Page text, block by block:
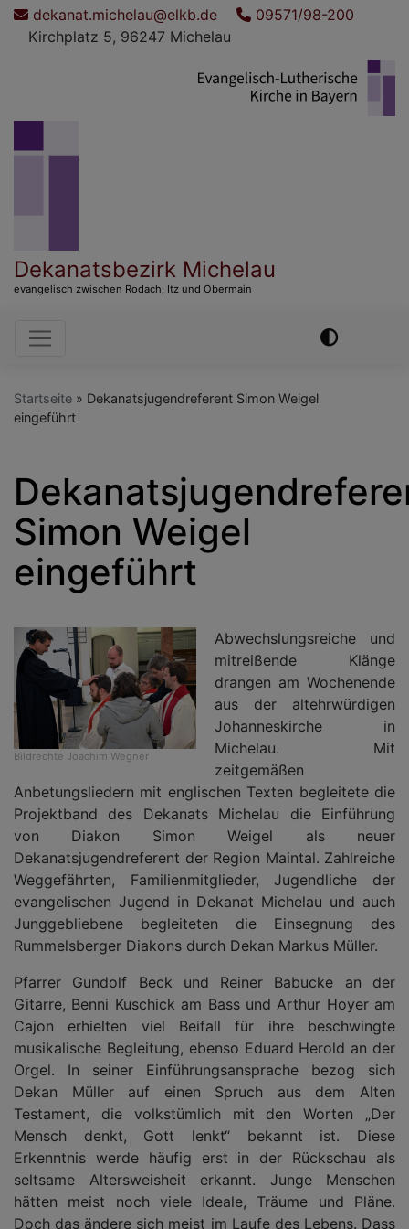
Direktdekanat.michelau@elkb.de
09571/98-200
Kirchplatz 5, 96247 Michelau
Dekanatsbezirk Michelau
evangelisch zwischen Rodach, Itz und Obermain
Hauptnavigation
Startseite
Dekanatsjugendreferent Simon Weigel
eingeführt
Simon Weigel
eingeführt
Bildrechte Joachim Wegner
Abwechslungsreiche und
mitreißende Klänge
drangen am Wochenende
aus der altehrwürdigen
Johanneskirche in
Michelau. Mit
zeitgemäßen
Anbetungsliedern mit englischen Texten begleitete die
Projektband des Dekanats Michelau die Einführung
von Diakon Simon Weigel als neuer
Dekanatsjugendreferent der Region Maintal. Zahlreiche
Weggefährten, Familienmitglieder, Jugendliche der
evangelischen Jugend in Dekanat Michelau und auch
Junggebliebene begleiteten die Einsegnung des
Rummelsberger Diakons durch Dekan Markus Müller.
Pfarrer Gundolf Beck und Reiner Babucke an der
Gitarre, Benni Kuschick am Bass und Arthur Hoyer am
Cajon erhielten viel Beifall für ihre beschwingte
musikalische Begleitung, ebenso Eduard Herold an der
Orgel. In seiner Einführungsansprache bezog sich
Dekan Müller auf einen Spruch aus dem Alten
Testament, die volkstümlich mit den Worten „Der
Mensch denkt, Gott lenkt“ bekannt ist. Diese
Erkenntnis werde häufig erst in der Rückschau als
seltsame Altersweisheit erkannt. Junge Menschen
hätten meist noch viele Ideale, Träume und Pläne.
Doch das ändere sich meist im Laufe des Lebens. Dass